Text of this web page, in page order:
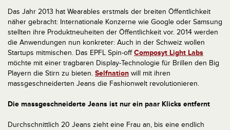
Das Jahr 2013 hat Wearables erstmals der breiten Öffentlichkeit
näher gebracht: Internationale Konzerne wie Google oder Samsung
stellten ihre Produktneuheiten der Öffentlichkeit vor. 2014 werden
die Anwendungen nun konkreter: Auch in der Schweiz wollen
Startups mitmischen. Das EPFL Spin-offComposyt Light Labs
möchte mit einer tragbaren Display-Technologie für Brillen den Big
Playern die Stirn zu bieten. Selfnation will mit ihren
massgeschneiderten Jeans die Fashionwelt revolutionieren.
Die massgeschneiderte Jeans ist nur ein paar Klicks entfernt
Durchschnittlich 20 Jeans zieht eine Frau an, bis eine endlich